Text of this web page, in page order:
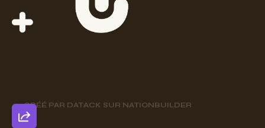
CRÉÉ PAR DATACK SUR NATIONBUILDER